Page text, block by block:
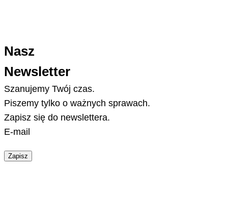
Nasz
Newsletter
Szanujemy Twój czas.
Piszemy tylko o ważnych sprawach.
Zapisz się do newslettera.
E-mail
Zapisz